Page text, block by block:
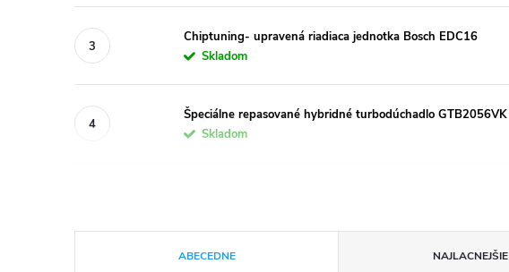
Chiptuning- upravená riadiaca jednotka Bosch EDC16
Skladom
Špeciálne repasované hybridné turbodúchadlo GTB2056VK
Skladom
ABECEDNE NAJLACNEJŠIE